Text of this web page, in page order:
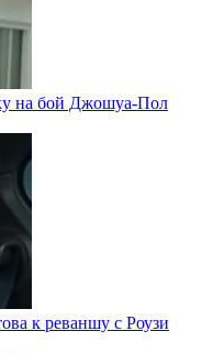
на бой Джошуа-Пол
к реваншу с Роузи